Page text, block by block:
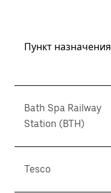
Пункт назначения
Bath Spa Railway
Station (BTH)
Tesco